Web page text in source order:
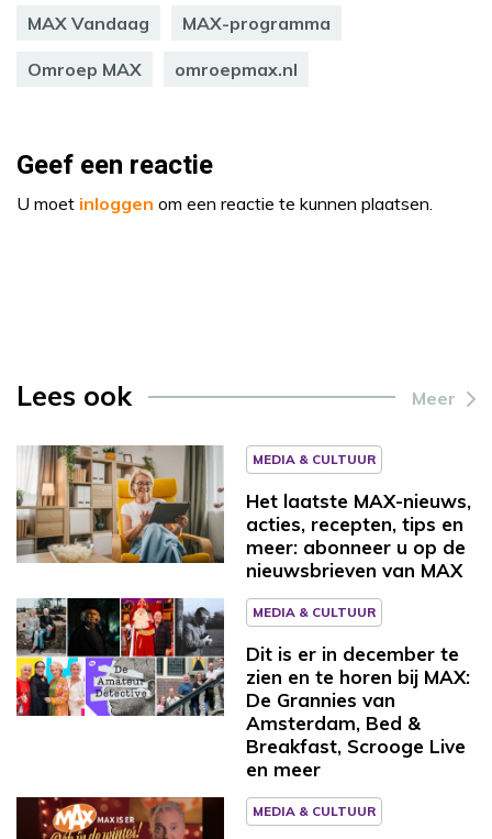
MAX Vandaag MAX-programma
Omroep MAX omroepmax.nl
Geef een reactie
U moet inloggen om een reactie te kunnen plaatsen.
Lees ook Meer
MEDIA & CULTUUR
Het laatste MAX-nieuws,
acties, recepten, tips en
meer: abonneer u op de
nieuwsbrieven van MAX
MEDIA & CULTUUR
Dit is er in december te
zien en te horen bij MAX:
De Grannies van
Amsterdam, Bed &
Breakfast, Scrooge Live
en meer
MEDIA & CULTUUR